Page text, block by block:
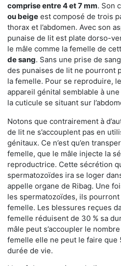
comprise entre 4 et 7 mm. Son
ou beige est composé de trois
thorax et l’abdomen. Avec son
punaise de lit est plate dorso-
le mâle comme la femelle de
de sang. Sans une prise de
des punaises de lit ne pourront
la femelle. Pour se reproduire,
appareil génital semblable à
la cuticule se situant sur
Notons que contrairement à
de lit ne s’accouplent pas en
génitaux. Ce n’est qu’en
femelle, que le mâle injecte la
reproductrice. Cette sécrétion
spermatozoïdes ira se loger
appelle organe de Ribag. Une
les spermatozoïdes, ils
femelle. Les blessures reçues
femelle réduisent de 30 % sa
mâle peut s’accoupler le
femelle elle ne peut le faire que
durée de vie.